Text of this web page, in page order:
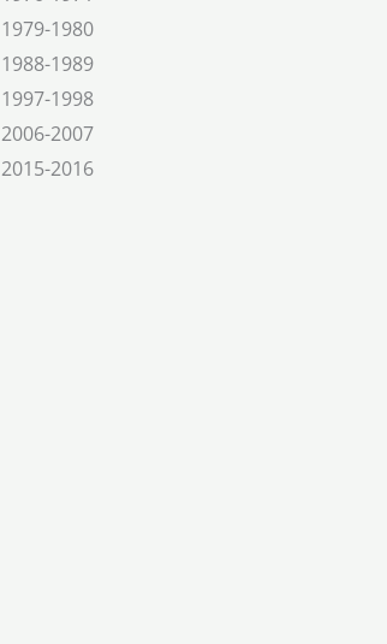
1979-1980
1988-1989
1997-1998
2006-2007
2015-2016